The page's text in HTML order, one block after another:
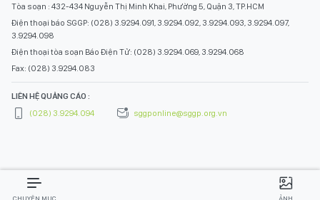
Tòa soạn : 432-434 Nguyễn Thị Minh Khai, Phường 5, Quận 3, TP.HCM
Điện thoại báo SGGP: (028) 3.9294.091, 3.9294.092, 3.9294.093, 3.9294.097,
3.9294.098
Điện thoại tòa soạn Báo Điện Tử: (028) 3.9294.069, 3.9294.068
Fax: (028) 3.9294.083
LIÊN HỆ QUẢNG CÁO :
(028) 3.9294.094
sggponline@sggp.org.vn
CHUYÊN MỤC ẢNH